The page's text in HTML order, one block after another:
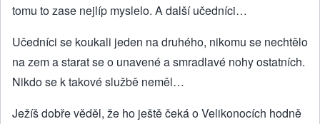
tomu to zase nejlíp myslelo. A další učedníci…
Učedníci se koukali jeden na druhého, nikomu se nechtělo
na zem a starat se o unavené a smradlavé nohy ostatních.
Nikdo se k takové službě neměl…
Ježíš dobře věděl, že ho ještě čeká o Velikonocích hodně